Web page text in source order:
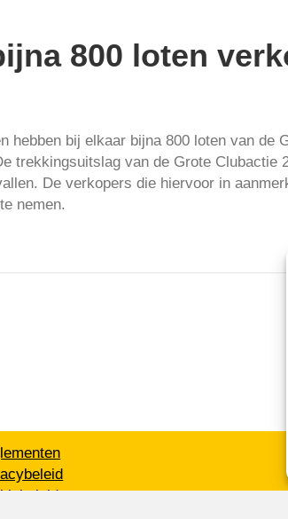
800 loten
hebben bij elkaar bijna 800 loten van de
trekkingsuitslag van de Grote
De verkopers die hiervoor in
nemen.